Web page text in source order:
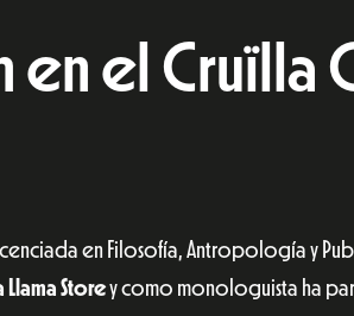
en el Cruïlla
en Filosofía, Antropología y
Llama Storey como monologuista ha